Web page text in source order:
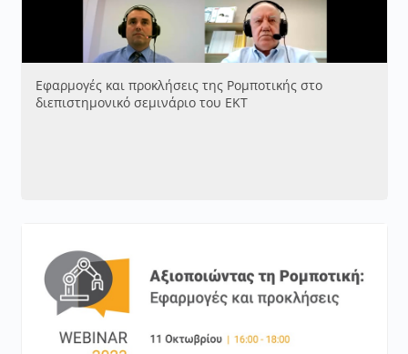
Εφαρμογές και προκλήσεις της Ρομποτικής στο
διεπιστημονικό σεμινάριο του ΕΚΤ